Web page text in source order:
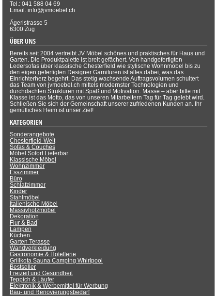
Tel.: 041 588 04 69
Email: info@jvmoebel.ch
Ägeristrasse 5
6300 Zug
ÜBER UNS
Bereits seit 2004 vertreibt JV Möbel schönes und praktisches für Haus und
Garten. Die Produktpalette ist breit gefächert. Von handgefertigten
Ledersofas über klassische Chesterfield wie stylische Wohnmöbel bis zu
den eigen gefertigten Designer Garnituren ist alles dabei, was das
Einrichterherz begehrt. Das stetig wachsende Auftragsvolumen schultert
das Team von jvmoebel.ch mittels modernster Technologien und
durchdachten Strukturen mit Spaß und Motivation. Masse – aber bitte mit
Klasse ist das Motto, das von unseren Mitarbeitern Tag für Tag gelebt wird.
Schließen Sie sich der Gemeinschaft unserer zufriedenen Kunden an. Ihr
gemütliches Heim ist unser Ziel!
KATEGORIEN
Sonderangebote
Chesterfield-Welt
Sofas & Couches
Möbel Sofort Lieferbar
Klassische Möbel
Wohnzimmer
Esszimmer
Büro
Schlafzimmer
Kinder
Stahlmöbel
Italienische Möbel
Massivholzmöbel
Dekoration
Flur & Bad
Lampen
Küchen
Garten Terasse
Wandverkleidung
Gastronomie & Hotellerie
Grillkota Sauna Camping Whirlpool
Bestseller
Freizeit und Gesundheit
Teppich & Läufer
Elektronik & Werbemittel für Werbung
Bau- und Renovierungsbedarf